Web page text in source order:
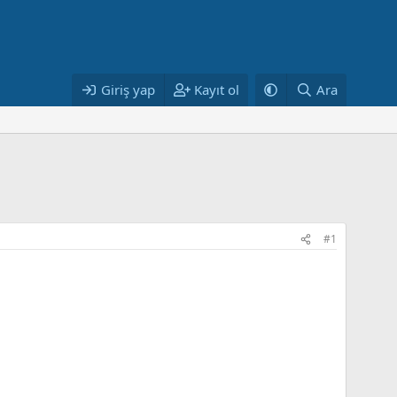
Giriş yap Kayıt ol Ara
#1